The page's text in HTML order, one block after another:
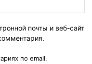
почты и веб-сайт
по email.